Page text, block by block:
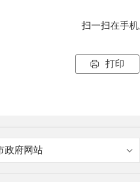
扫一扫在手
 打印
政府网站